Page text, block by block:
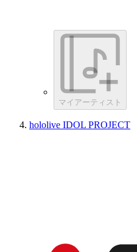
マイアーティスト
hololive IDOL PROJECT